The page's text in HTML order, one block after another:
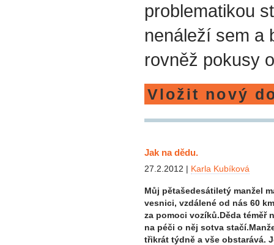
problematikou
nenáleží sem a
rovněž pokusy
Vložit nový
Jak na dědu.
27.2.2012 | Karla Kubíková
Můj pětašedesátiletý manžel
vesnici, vzdálené od nás 60
za pomoci vozíků.Děda téměř
na péči o něj sotva
třikrát týdně a vše obstarává.